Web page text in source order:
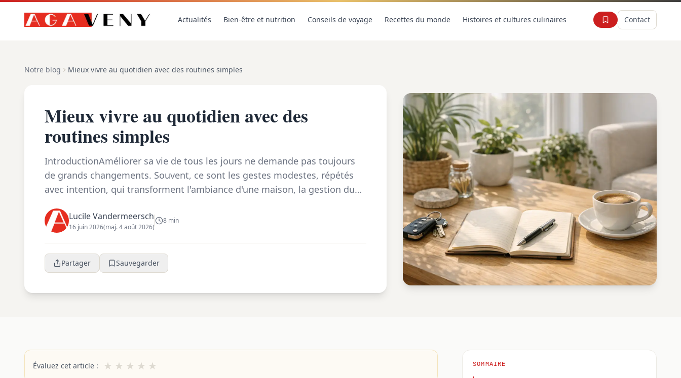
Actualités Bien-être et nutrition Conseils de voyage Recettes du monde Histoires et cultures culinaires Contact
Notre blog Mieux vivre au quotidien avec des routines simples
Mieux vivre au quotidien avec des
routines simples
IntroductionAméliorer sa vie de tous les jours ne demande pas toujours
de grands changements. Souvent, ce sont les gestes modestes, répétés
avec intention, qui transforment l'ambiance d'une maison, la gestion du
Lucile Vandermeersch
16 juin 2026(maj. 4 août 2026)
8 min
Partager Sauvegarder
Évaluez cet article : ★ ★ ★ ★ ★ SOMMAIRE